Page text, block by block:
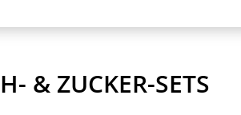
& ZUCKER-SETS